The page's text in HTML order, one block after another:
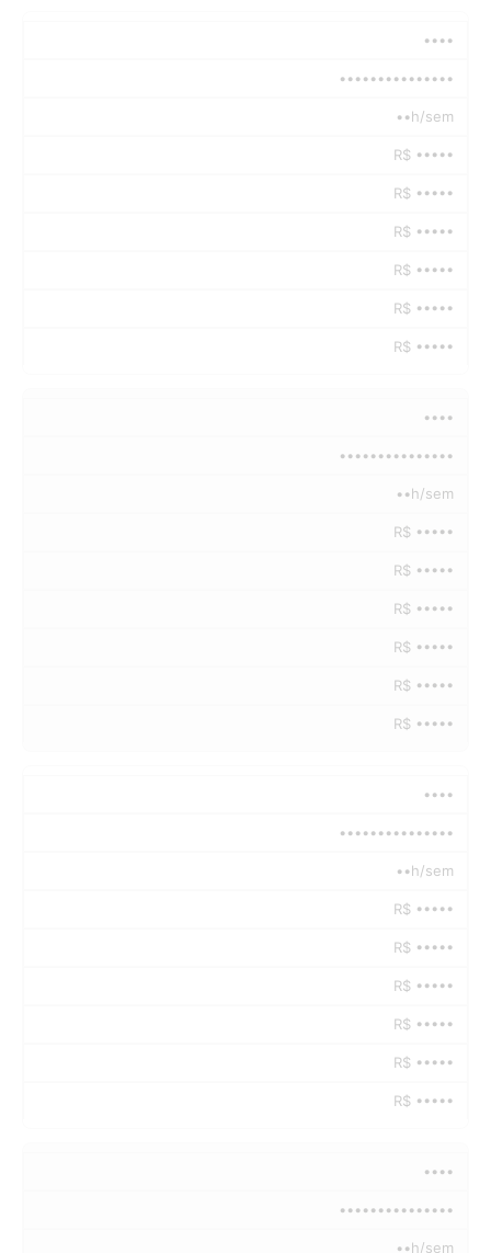
••••
•••••••••••••••
••h/sem
R$ •••••
R$ •••••
R$ •••••
R$ •••••
R$ •••••
R$ •••••
••••
•••••••••••••••
••h/sem
R$ •••••
R$ •••••
R$ •••••
R$ •••••
R$ •••••
R$ •••••
••••
•••••••••••••••
••h/sem
R$ •••••
R$ •••••
R$ •••••
R$ •••••
R$ •••••
R$ •••••
••••
•••••••••••••••
••h/sem